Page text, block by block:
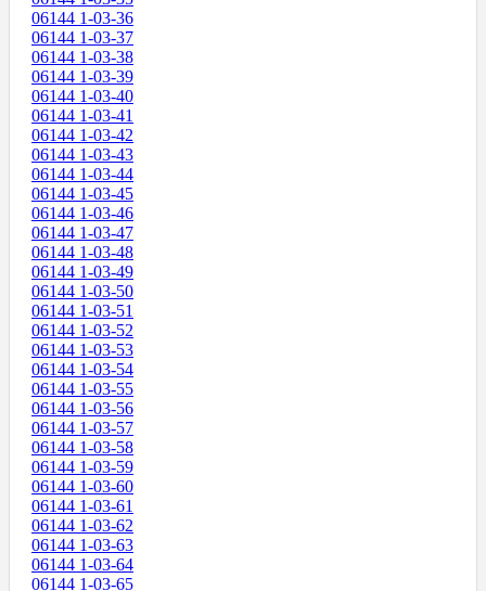
06144 1-03-36
06144 1-03-37
06144 1-03-38
06144 1-03-39
06144 1-03-40
06144 1-03-41
06144 1-03-42
06144 1-03-43
06144 1-03-44
06144 1-03-45
06144 1-03-46
06144 1-03-47
06144 1-03-48
06144 1-03-49
06144 1-03-50
06144 1-03-51
06144 1-03-52
06144 1-03-53
06144 1-03-54
06144 1-03-55
06144 1-03-56
06144 1-03-57
06144 1-03-58
06144 1-03-59
06144 1-03-60
06144 1-03-61
06144 1-03-62
06144 1-03-63
06144 1-03-64
06144 1-03-65